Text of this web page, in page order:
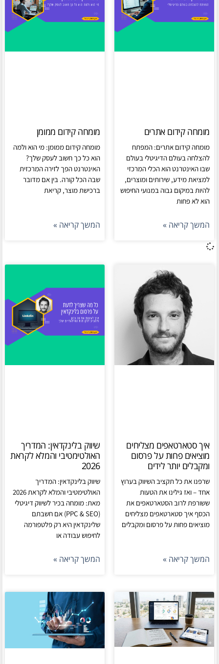
מומחה קידום אתרים
מומחה קידום אתרים: המפתח
להצלחה בעולם הדיגיטלי בעולם
שבו האינטרנט הוא הכלי המרכזי
למציאת מידע, שירותים ומוצרים,
להיות במיקום גבוה במנועי החיפוש
הוא לא פחות
המשך קריאה »
מומחה קידום ממומן
מומחה קידום ממומן: מי הוא ולמה
הוא כל כך חשוב לעסק שלך?
האינטרנט הפך לזירה המרכזית
שבה הכל קורה. בין אם מדובר
ברכישת מוצר, קריאת
המשך קריאה »
איך סטארטאפים מצליחים
מוציאים פחות על פרסום
ומקבלים יותר לידים
שרפנו את כל תקציב השיווק בערוץ
אחד – ואז גילינו את הטעות
ששורפת לרוב הסטארטאפים את
הכסף איך סטארטאפים מצליחים
מוציאים פחות על פרסום ומקבלים
המשך קריאה »
שיווק בלינקדאין: המדריך
האולטימטיבי והמלא לקראת
2026
שיווק בלינקדאין: המדריך
מאת: מומחה בכיר לשיווק דיגיטלי
(PPC & SEO) אם חשבתם
שלינקדאין היא רק פלטפורמה
לחיפוש עבודה או
המשך קריאה »